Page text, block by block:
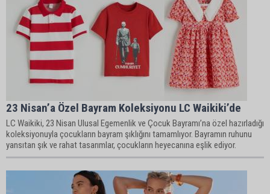
23 Nisan’a Özel Bayram Koleksiyonu LC Waikiki’de
LC Waikiki, 23 Nisan Ulusal Egemenlik ve Çocuk Bayramı’na özel hazırladığı
koleksiyonuyla çocukların bayram şıklığını tamamlıyor. Bayramın ruhunu
yansıtan şık ve rahat tasarımlar, çocukların heyecanına eşlik ediyor.